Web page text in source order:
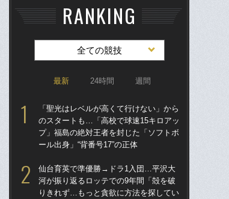
RANKING
全ての競技
最新 24時間 週間
「聖光はレベルが高くて行けない」から
のスタートも…「高校で球速15キロアッ
プ」福島の絶対王者を封じた「ソフトボ
ール出身」“背番号17”の正体
仙台育英で準優勝→ドラ1入団…平沢大
河が振り返るロッテでの9年間「殻を破
りきれず…もっと貪欲に方法を探してい